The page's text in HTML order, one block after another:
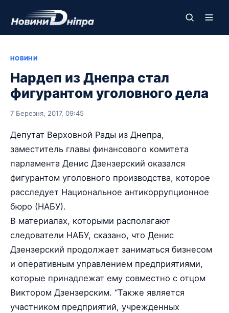
НОВИНИ
Нардеп из Днепра стал
фигурантом уголовного дела
7 Березня, 2017, 09:45
Депутат Верховной Рады из Днепра,
заместитель главы финансового комитета
парламента Денис Дзензерский оказался
фигурантом уголовного производства, которое
расследует Национальное антикоррупционное
бюро (НАБУ).
В материалах, которыми располагают
следователи НАБУ, сказано, что Денис
Дзензерский продолжает заниматься бизнесом
и оперативным управлением предприятиями,
которые принадлежат ему совместно с отцом
Виктором Дзензерским. “Также является
участником предприятий, учрежденных